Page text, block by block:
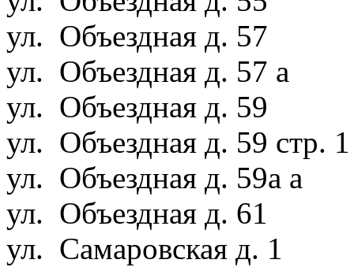
ул. Объездная д. 57
ул. Объездная д. 57 а
ул. Объездная д. 59
ул. Объездная д. 59 стр.
ул. Объездная д. 59а а
ул. Объездная д. 61
ул. Самаровская д. 1